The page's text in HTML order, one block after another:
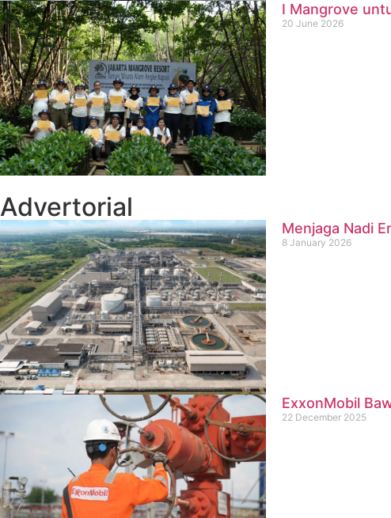
I Mangrove
20 June 2026
Advertorial
Menjaga Nadi
8 January 2026
ExxonMobil
22 December 2025